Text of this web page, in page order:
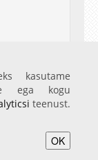
kasutame
ega kogu
teenust.
OK